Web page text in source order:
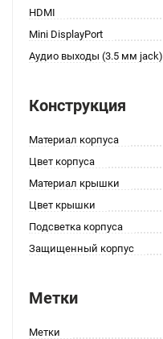
HDMI
Mini DisplayPort
Аудио выходы (3.5 мм jack)
Конструкция
Материал корпуса
Цвет корпуса
Материал крышки
Цвет крышки
Подсветка корпуса
Защищенный корпус
Метки
Метки